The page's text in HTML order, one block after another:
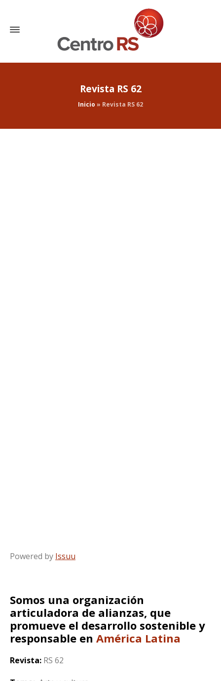
Revista RS 62
Inicio » Revista RS 62
Powered by Issuu
Somos una organización
articuladora de alianzas, que
promueve el desarrollo sostenible y
responsable en América Latina
Revista: RS 62